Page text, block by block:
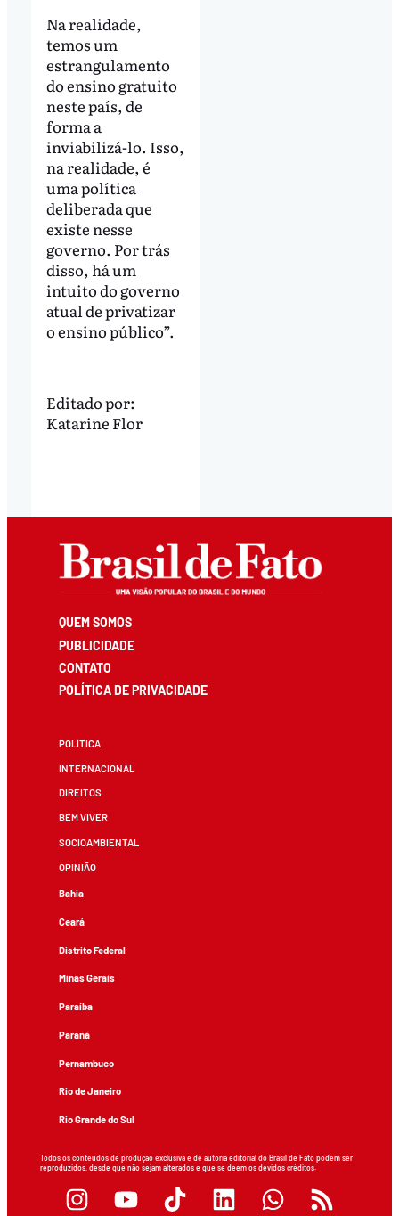
Na realidade,
temos um
estrangulamento
do ensino gratuito
neste país, de
forma a
inviabilizá-lo. Isso,
na realidade, é
uma política
deliberada que
existe nesse
governo. Por trás
disso, há um
intuito do governo
atual de privatizar
o ensino público”.
Editado por:
Katarine Flor
QUEM SOMOS
PUBLICIDADE
CONTATO
POLÍTICA DE PRIVACIDADE
POLÍTICA
INTERNACIONAL
DIREITOS
BEM VIVER
SOCIOAMBIENTAL
OPINIÃO
Bahia
Ceará
Distrito Federal
Minas Gerais
Paraíba
Paraná
Pernambuco
Rio de Janeiro
Rio Grande do Sul
Todos os conteúdos de produção exclusiva e de autoria editorial do Brasil de Fato podem ser
reproduzidos, desde que não sejam alterados e que se deem os devidos créditos.